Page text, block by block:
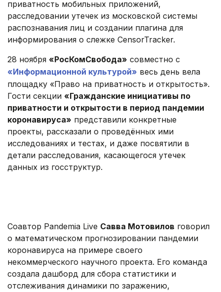
приватность мобильных приложений,
расследовании утечек из московской системы
распознавания лиц и создании плагина для
информирования о слежке CensorTracker.
28 ноября «РосКомСвобода» совместно с
«Информационной культурой» весь день вела
площадку «Право на приватность и открытость».
Гости секции «Гражданские инициативы по
приватности и открытости в период пандемии
коронавируса» представили конкретные
проекты, рассказали о проведённых ими
исследованиях и тестах, и даже посвятили в
детали расследования, касающегося утечек
данных из госструктур.
Соавтор Pandemia Live Савва Мотовилов говорил
о математическом прогнозировании пандемии
коронавируса на примере своего
некоммерческого научного проекта. Его команда
создала дашборд для сбора статистики и
отслеживания динамики по заражению,